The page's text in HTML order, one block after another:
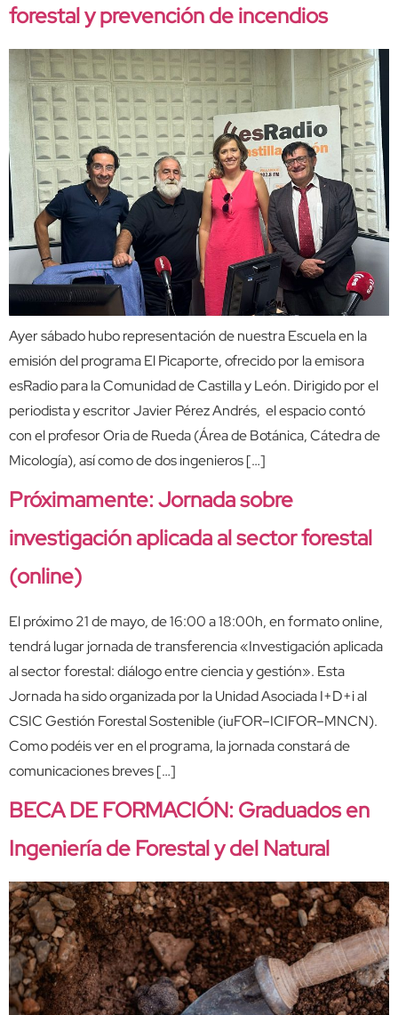
forestal y prevención de incendios
Ayer sábado hubo representación de nuestra Escuela en la
emisión del programa El Picaporte, ofrecido por la emisora
esRadio para la Comunidad de Castilla y León. Dirigido por el
periodista y escritor Javier Pérez Andrés, el espacio contó
con el profesor Oria de Rueda (Área de Botánica, Cátedra de
Micología), así como de dos ingenieros […]
Próximamente: Jornada sobre
investigación aplicada al sector forestal
(online)
El próximo 21 de mayo, de 16:00 a 18:00h, en formato online,
tendrá lugar jornada de transferencia «Investigación aplicada
al sector forestal: diálogo entre ciencia y gestión». Esta
Jornada ha sido organizada por la Unidad Asociada I+D+i al
CSIC Gestión Forestal Sostenible (iuFOR–ICIFOR–MNCN).
Como podéis ver en el programa, la jornada constará de
comunicaciones breves […]
BECA DE FORMACIÓN: Graduados en
Ingeniería de Forestal y del Natural